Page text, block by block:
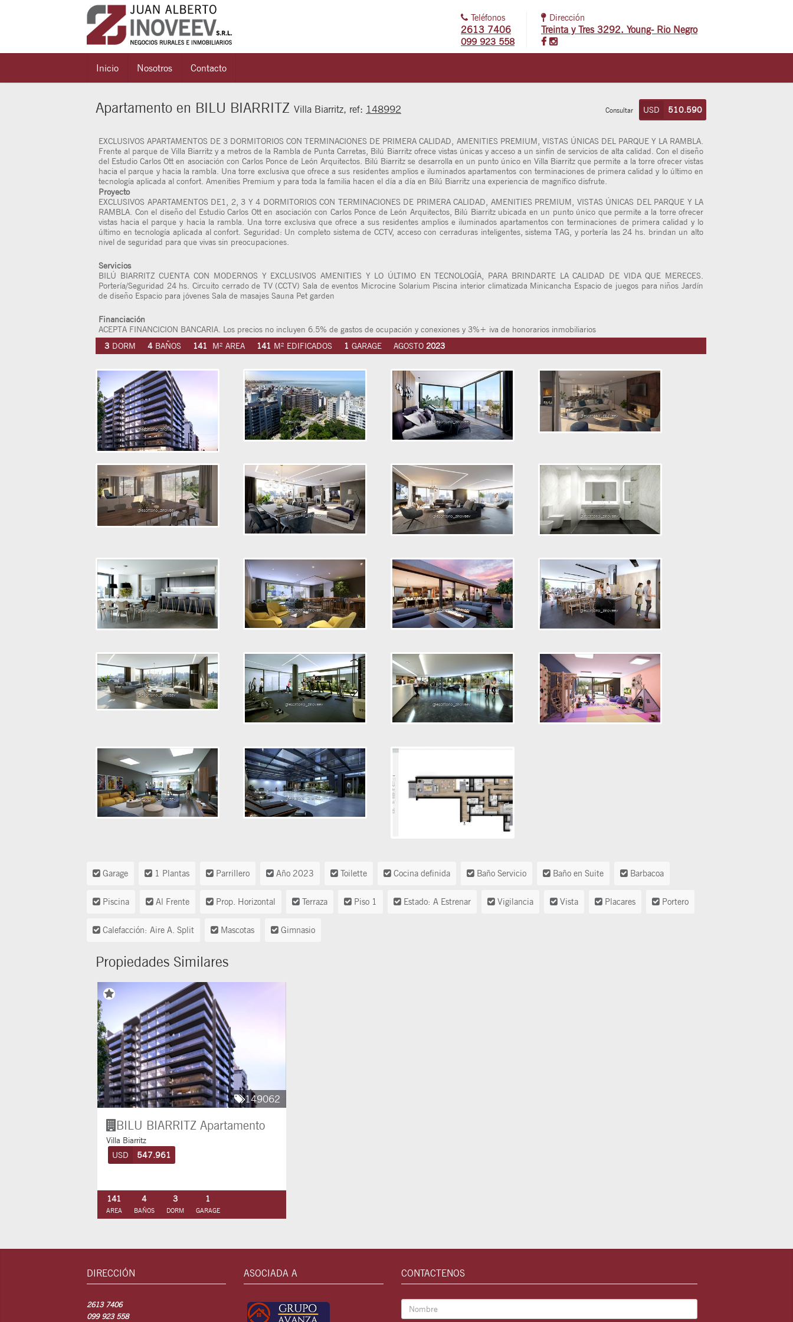
Teléfonos
2613 7406
099 923 558
Dirección
Treinta y Tres 3292. Young- Rio Negro
Inicio Nosotros Contacto
Apartamento en BILU BIARRITZ Villa Biarritz, ref: 148992 Consultar USD 510.590
EXCLUSIVOS APARTAMENTOS DE 3 DORMITORIOS CON TERMINACIONES DE PRIMERA CALIDAD, AMENITIES PREMIUM, VISTAS ÚNICAS DEL PARQUE Y LA RAMBLA.
Frente al parque de Villa Biarritz y a metros de la Rambla de Punta Carretas, Bilú Biarritz ofrece vistas únicas y acceso a un sinfín de servicios de alta calidad. Con el diseño
del Estudio Carlos Ott en asociación con Carlos Ponce de León Arquitectos. Bilú Biarritz se desarrolla en un punto único en Villa Biarritz que permite a la torre ofrecer vistas
hacia el parque y hacia la rambla. Una torre exclusiva que ofrece a sus residentes amplios e iluminados apartamentos con terminaciones de primera calidad y lo último en
tecnología aplicada al confort. Amenities Premium y para toda la familia hacen el día a día en Bilú Biarritz una experiencia de magnífico disfrute.
Proyecto
EXCLUSIVOS APARTAMENTOS DE1, 2, 3 Y 4 DORMITORIOS CON TERMINACIONES DE PRIMERA CALIDAD, AMENITIES PREMIUM, VISTAS ÚNICAS DEL PARQUE Y LA
RAMBLA. Con el diseño del Estudio Carlos Ott en asociación con Carlos Ponce de León Arquitectos, Bilú Biarritz ubicada en un punto único que permite a la torre ofrecer
vistas hacia el parque y hacia la rambla. Una torre exclusiva que ofrece a sus residentes amplios e iluminados apartamentos con terminaciones de primera calidad y lo
último en tecnología aplicada al confort. Seguridad: Un completo sistema de CCTV, acceso con cerraduras inteligentes, sistema TAG, y portería las 24 hs. brindan un alto
nivel de seguridad para que vivas sin preocupaciones.
Servicios
BILÚ BIARRITZ CUENTA CON MODERNOS Y EXCLUSIVOS AMENITIES Y LO ÚLTIMO EN TECNOLOGÍA, PARA BRINDARTE LA CALIDAD DE VIDA QUE MERECES.
Portería/Seguridad 24 hs. Circuito cerrado de TV (CCTV) Sala de eventos Microcine Solarium Piscina interior climatizada Minicancha Espacio de juegos para niños Jardín
de diseño Espacio para jóvenes Sala de masajes Sauna Pet garden
Financiación
ACEPTA FINANCICION BANCARIA. Los precios no incluyen 6.5% de gastos de ocupación y conexiones y 3%+ iva de honorarios inmobiliarios
3 DORM 4 BAÑOS 141 M² AREA 141 M² EDIFICADOS 1 GARAGE AGOSTO 2023
Garage 1 Plantas Parrillero Año 2023 Toilette Cocina definida Baño Servicio Baño en Suite Barbacoa
Piscina Al Frente Prop. Horizontal Terraza Piso 1 Estado: A Estrenar Vigilancia Vista Placares Portero
Calefacción: Aire A. Split Mascotas Gimnasio
Propiedades Similares
149062
BILU BIARRITZ Apartamento
Villa Biarritz
USD 547.961
141
AREA
4
BAÑOS
3
DORM
1
GARAGE
DIRECCIÓN
2613 7406
099 923 558
ASOCIADA A CONTACTENOS